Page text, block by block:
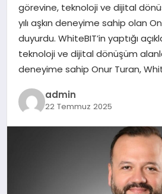
MAGAZIN
görevine, teknoloji ve dijital
yılı aşkın deneyime sahip olan
duyurdu. WhiteBIT’in yaptığı
teknoloji ve dijital dönüşüm
deneyime sahip Onur Turan,
admin
22 Temmuz 2025